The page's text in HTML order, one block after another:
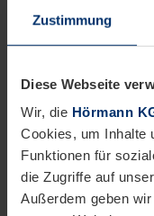
Zustimmung
Diese Webseite
Wir, die Hörmann
Cookies, um Inhalte
Funktionen für
die Zugriffe auf
Außerdem geben
Herbert
„universum“